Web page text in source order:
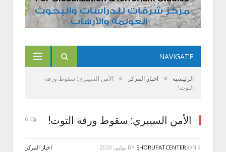
NAVIGATE
الرئيسية » اخبار المركز »
الأمن السيبري: سقوط ورقة
التوت!
الأمن السيبري: سقوط ورقة التوت!
BY SHORUFATCENTER ON 9 يوليو، 2020 اخبار المركز